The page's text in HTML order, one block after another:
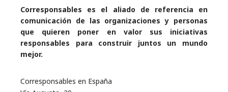
Corresponsables es el aliado de referencia en
comunicación de las organizaciones y personas
que quieren poner en valor sus iniciativas
responsables para construir juntos un mundo
mejor.
Corresponsables en España